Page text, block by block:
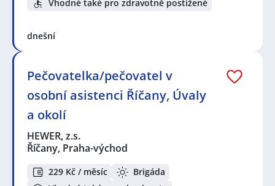
Vhodné také pro zdravotně postižené
dnešní
Pečovatelka/pečovatel v
osobní asistenci Říčany, Úvaly
a okolí
HEWER, z.s.
Říčany, Praha-východ
229 Kč / měsíc
Brigáda